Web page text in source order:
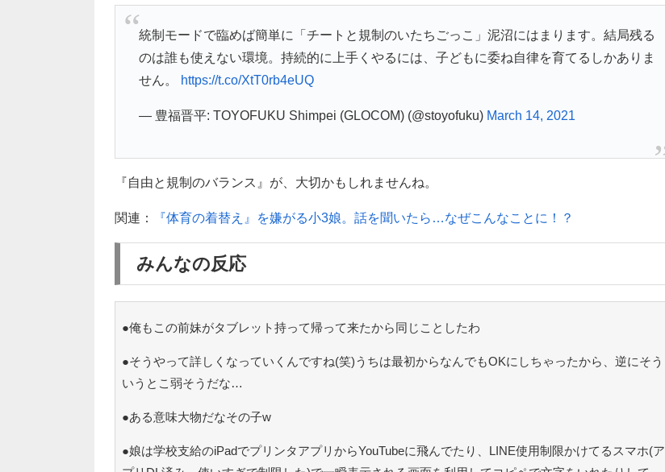
統制モードで臨めば簡単に「チートと規制のいたちごっこ」泥沼にはまります。結局残る
のは誰も使えない環境。持続的に上手くやるには、子どもに委ね自律を育てるしかありま
せん。
https://t.co/XtT0rb4eUQ
— 豊福晋平: TOYOFUKU Shimpei (GLOCOM) (@stoyofuku) March 14, 2021
『自由と規制のバランス』が、大切かもしれませんね。
関連： 『体育の着替え』を嫌がる小3娘。話を聞いたら…なぜこんなことに！？
みんなの反応
●俺もこの前妹がタブレット持って帰って来たから同じことしたわ
●そうやって詳しくなっていくんですね(笑)うちは最初からなんでもOKにしちゃったから、逆にそう
いうとこ弱そうだな…
●ある意味大物だなその子w
●娘は学校支給のiPadでプリンタアプリからYouTubeに飛んでたり、LINE使用制限かけてるスマホ(ア